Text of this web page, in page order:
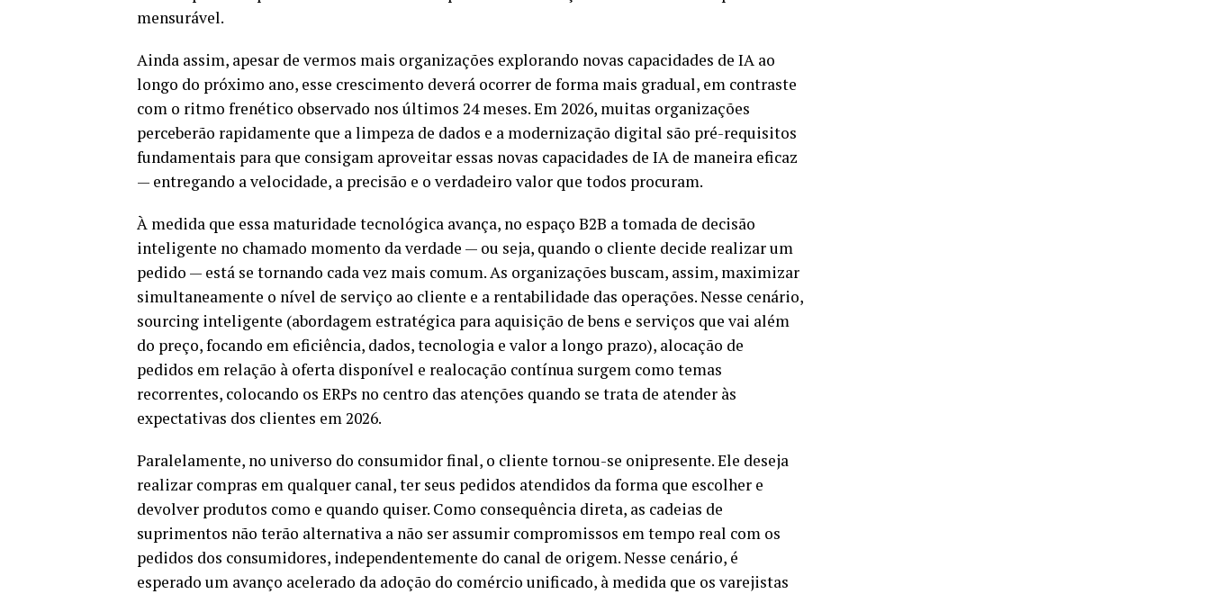
mensurável.
Ainda assim, apesar de vermos mais organizações explorando novas capacidades de IA ao
longo do próximo ano, esse crescimento deverá ocorrer de forma mais gradual, em contraste
com o ritmo frenético observado nos últimos 24 meses. Em 2026, muitas organizações
perceberão rapidamente que a limpeza de dados e a modernização digital são pré-requisitos
fundamentais para que consigam aproveitar essas novas capacidades de IA de maneira eficaz
— entregando a velocidade, a precisão e o verdadeiro valor que todos procuram.
À medida que essa maturidade tecnológica avança, no espaço B2B a tomada de decisão
inteligente no chamado momento da verdade — ou seja, quando o cliente decide realizar um
pedido — está se tornando cada vez mais comum. As organizações buscam, assim, maximizar
simultaneamente o nível de serviço ao cliente e a rentabilidade das operações. Nesse cenário,
sourcing inteligente (abordagem estratégica para aquisição de bens e serviços que vai além
do preço, focando em eficiência, dados, tecnologia e valor a longo prazo), alocação de
pedidos em relação à oferta disponível e realocação contínua surgem como temas
recorrentes, colocando os ERPs no centro das atenções quando se trata de atender às
expectativas dos clientes em 2026.
Paralelamente, no universo do consumidor final, o cliente tornou-se onipresente. Ele deseja
realizar compras em qualquer canal, ter seus pedidos atendidos da forma que escolher e
devolver produtos como e quando quiser. Como consequência direta, as cadeias de
suprimentos não terão alternativa a não ser assumir compromissos em tempo real com os
pedidos dos consumidores, independentemente do canal de origem. Nesse cenário, é
esperado um avanço acelerado da adoção do comércio unificado, à medida que os varejistas